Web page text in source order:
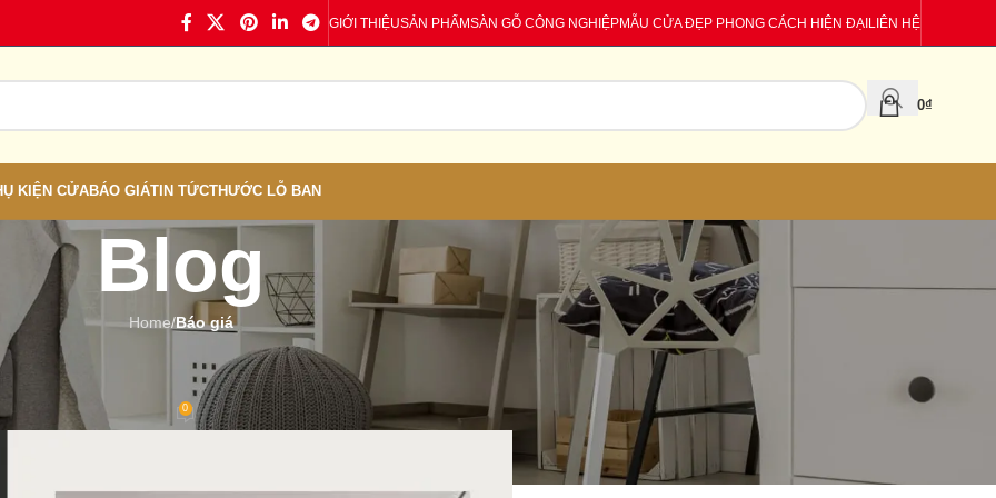
GIỚI THIỆUSẢN PHẨMSÀN GỖ CÔNG NGHIỆPMẪU CỬA ĐẸP PHONG CÁCH HIỆN ĐẠILIÊN HỆ
0₫
KIỆN CỬABÁO GIÁTIN TỨCTHƯỚC LỖ BAN
Blog
Home/Báo giá
, TIN TỨC
Cửa Nhựa Giả Gỗ Hàn Quốc
nhựa On 22/06/2023 0
CATEGORIES
Báo giá
Tin tức